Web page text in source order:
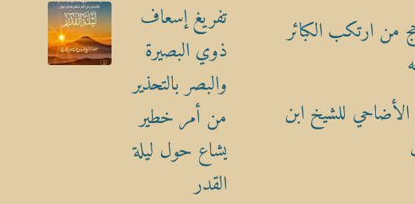
من ارتكب الكبائر
للشيخ ابن
تفريغ إسعاف
ذوي البصيرة
والبصر بالتحذير
من أمر خطير
يشاع حول ليلة
القدر